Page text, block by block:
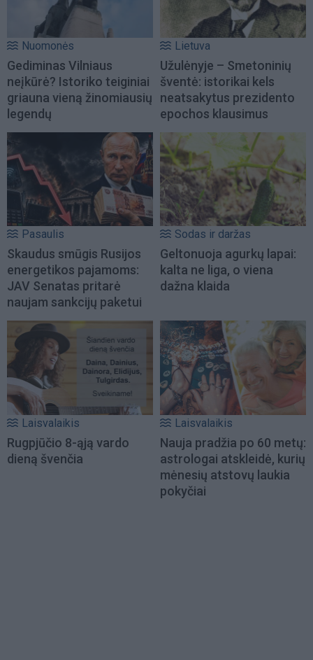
Nuomonės
Gediminas Vilniaus
neįkūrė? Istoriko teiginiai
griauna vieną žinomiausių
legendų
Lietuva
Užulėnyje – Smetoninių
šventė: istorikai kels
neatsakytus prezidento
epochos klausimus
Pasaulis
Skaudus smūgis Rusijos
energetikos pajamoms:
JAV Senatas pritarė
naujam sankcijų paketui
Sodas ir daržas
Geltonuoja agurkų lapai:
kalta ne liga, o viena
dažna klaida
Laisvalaikis
Rugpjūčio 8-ąją vardo
dieną švenčia
Laisvalaikis
Nauja pradžia po 60 metų:
astrologai atskleidė, kurių
mėnesių atstovų laukia
pokyčiai